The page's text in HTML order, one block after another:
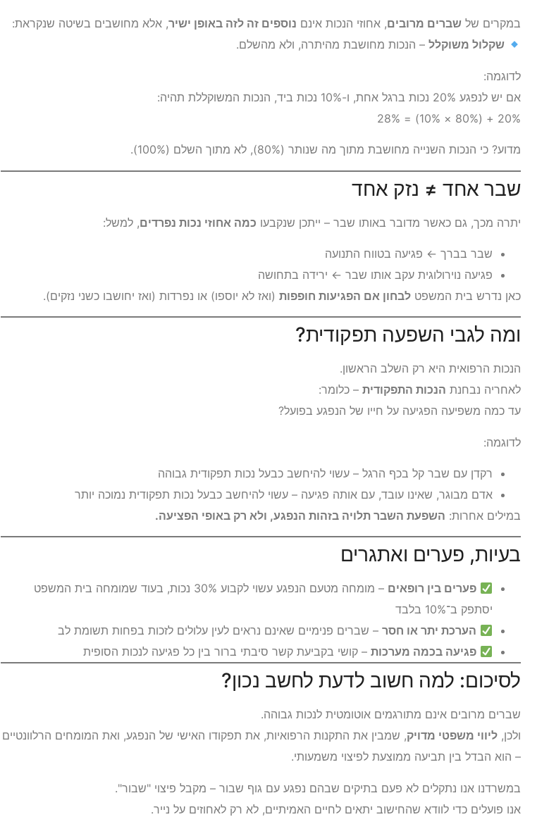
במקרים של שברים מרובים, אחוזי הנכות אינם נוספים זה לזה באופן ישיר, אלא מחושבים בשיטה שנקראת:
שקלול משוקלל – הנכות מחושבת מהיתרה, ולא מהשלם.
לדוגמה:
אם יש לנפגע 20% נכות ברגל אחת, ו-10% נכות ביד, הנכות המשוקללת תהיה:
20% + (80% × 10%) = 28%
מדוע? כי הנכות השנייה מחושבת מתוך מה שנותר (80%), לא מתוך השלם (100%).
שבר אחד ≠ נזק אחד
יתרה מכך, גם כאשר מדובר באותו שבר – ייתכן שנקבעו כמה אחוזי נכות נפרדים, למשל:
שבר בברך ← פגיעה בטווח התנועה
פגיעה נוירולוגית עקב אותו שבר ← ירידה בתחושה
כאן נדרש בית המשפט לבחון אם הפגיעות חופפות (ואז לא יוספו) או נפרדות (ואז יחושבו כשני נזקים).
ומה לגבי השפעה תפקודית?
הנכות הרפואית היא רק השלב הראשון.
לאחריה נבחנת הנכות התפקודית – כלומר:
עד כמה משפיעה הפגיעה על חייו של הנפגע בפועל?
לדוגמה:
רקדן עם שבר קל בכף הרגל – עשוי להיחשב כבעל נכות תפקודית גבוהה
אדם מבוגר, שאינו עובד, עם אותה פגיעה – עשוי להיחשב כבעל נכות תפקודית נמוכה יותר
במילים אחרות: השפעת השבר תלויה בזהות הנפגע, ולא רק באופי הפציעה.
בעיות, פערים ואתגרים
פערים בין רופאים
– מומחה מטעם הנפגע עשוי לקבוע 30% נכות, בעוד שמומחה בית המשפט
יסתפק ב־10% בלבד
הערכת יתר או חסר – שברים פנימיים שאינם נראים לעין עלולים לזכות בפחות תשומת לב
פגיעה בכמה מערכות – קושי בקביעת קשר סיבתי ברור בין כל פגיעה לנכות הסופית
לסיכום: למה חשוב לדעת לחשב נכון?
שברים מרובים אינם מתורגמים אוטומטית לנכות גבוהה.
ולכן, ליווי משפטי מדויק, שמבין את התקנות הרפואיות, את תפקודו האישי של הנפגע, ואת המומחים הרלוונטיים
– הוא הבדל בין תביעה ממוצעת לפיצוי משמעותי.
במשרדנו אנו נתקלים לא פעם בתיקים שבהם נפגע עם גוף שבור – מקבל פיצוי "שבור".
אנו פועלים כדי לוודא שהחישוב יתאים לחיים האמיתיים, לא רק לאחוזים על נייר.